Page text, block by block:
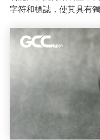
字符和標誌，使其具有獨